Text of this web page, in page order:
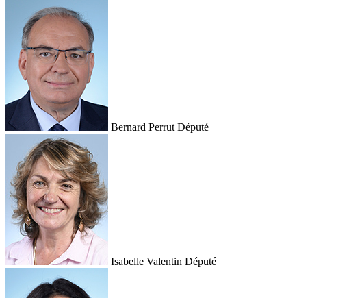
Bernard Perrut Député
Isabelle Valentin Député